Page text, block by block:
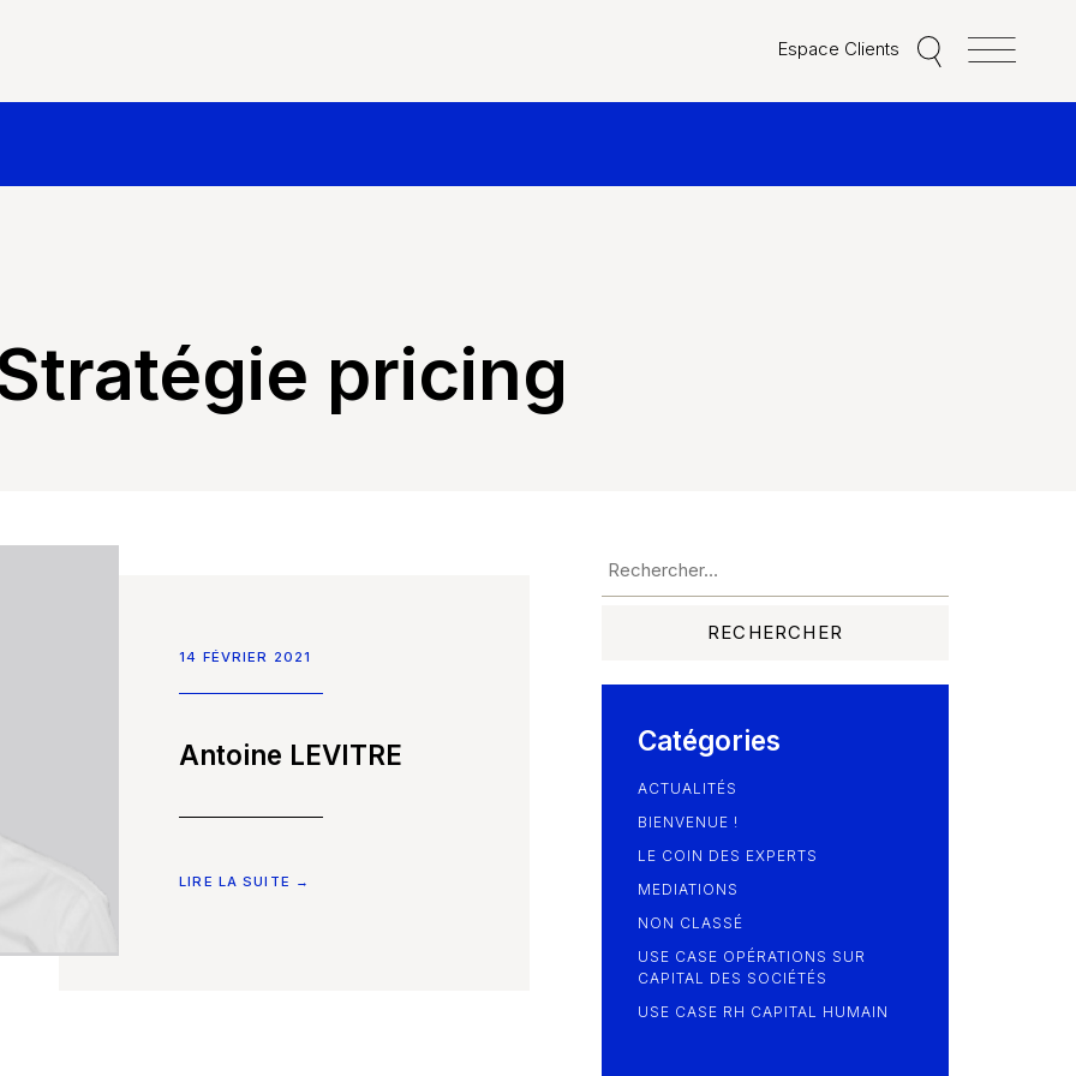
Espace Clients
pricing
14 FÉVRIER 2021
Antoine LEVITRE
LIRE LA SUITE →
Catégories
ACTUALITÉS
BIENVENUE !
LE COIN DES EXPERTS
MEDIATIONS
NON CLASSÉ
USE CASE OPÉRATIONS SUR
CAPITAL DES SOCIÉTÉS
USE CASE RH CAPITAL HUMAIN